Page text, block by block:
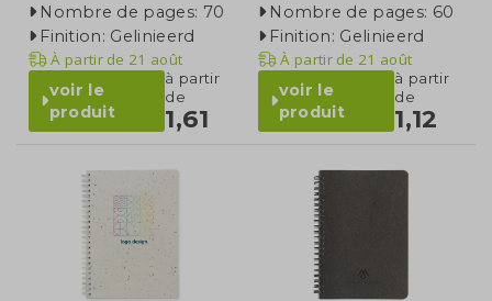
Nombre de pages: 70
Finition: Gelinieerd
À partir de 21 août
voir le
produit
à partir
de
1,61
Nombre de pages: 60
Finition: Gelinieerd
À partir de 21 août
voir le
produit
à partir
de
1,12